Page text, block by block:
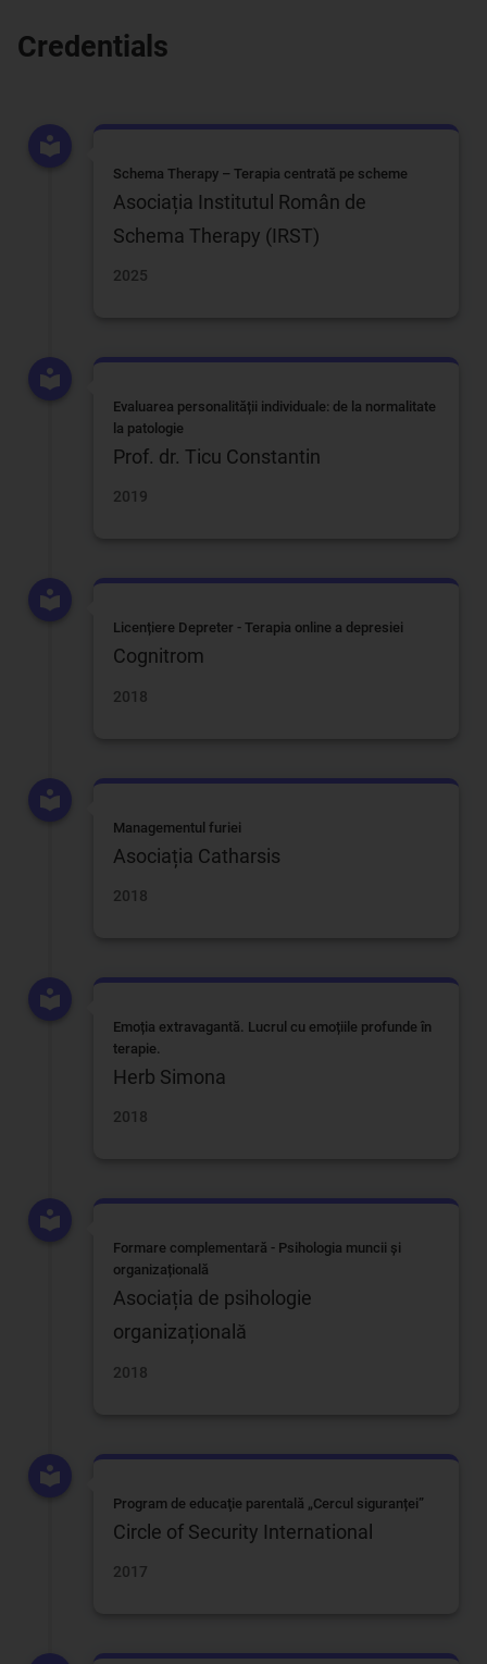
Credentials
Schema Therapy – Terapia centrată pe scheme
Asociația Institutul Român de
Schema Therapy (IRST)
2025
Evaluarea personalității individuale: de la normalitate
la patologie
Prof. dr. Ticu Constantin
2019
Licențiere Depreter - Terapia online a depresiei
Cognitrom
2018
Managementul furiei
Asociația Catharsis
2018
Emoția extravagantă. Lucrul cu emoțiile profunde în
terapie.
Herb Simona
2018
Formare complementară - Psihologia muncii și
organizațională
Asociația de psihologie
organizațională
2018
Program de educaţie parentală „Cercul siguranței”
Circle of Security International
2017